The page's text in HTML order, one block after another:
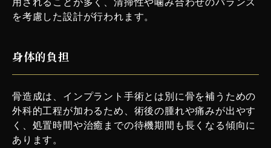
用されることが多く、清掃性や噛み合わせのバランス
を考慮した設計が行われます。
身体的負担
骨造成は、インプラント手術とは別に骨を補うための
外科的工程が加わるため、術後の腫れや痛みが出やす
く、処置時間や治癒までの待機期間も長くなる傾向に
あります。